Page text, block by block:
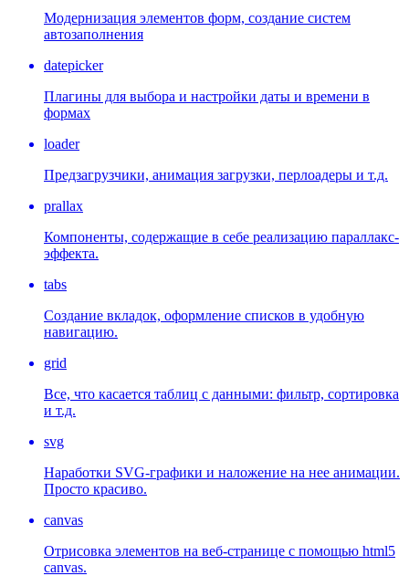
Модернизация элементов форм, создание систем
автозаполнения
datepicker
Плагины для выбора и настройки даты и времени в
формах
loader
Предзагрузчики, анимация загрузки, перлоадеры и т.д.
prallax
Компоненты, содержащие в себе реализацию параллакс-
эффекта.
tabs
Создание вкладок, оформление списков в удобную
навигацию.
grid
Все, что касается таблиц с данными: фильтр, сортировка
и т.д.
svg
Наработки SVG-графики и наложение на нее анимации.
Просто красиво.
canvas
Отрисовка элементов на веб-странице с помощью html5
canvas.